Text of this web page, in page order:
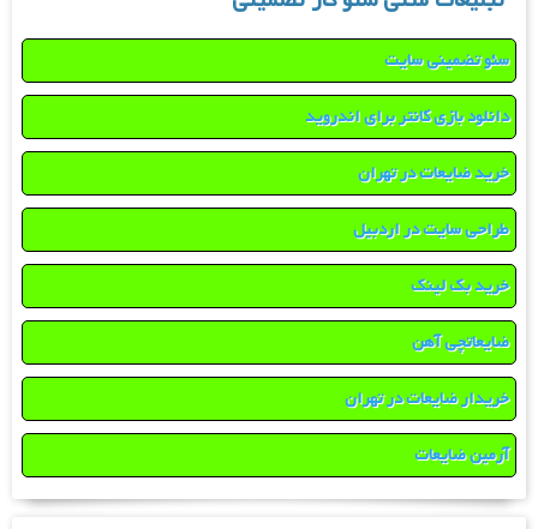
سئو تضمینی سایت
دانلود بازی کانتر برای اندروید
خرید ضایعات در تهران
طراحی سایت در اردبیل
خرید بک لینک
ضایعاتچی آهن
خریدار ضایعات در تهران
آرمین ضایعات